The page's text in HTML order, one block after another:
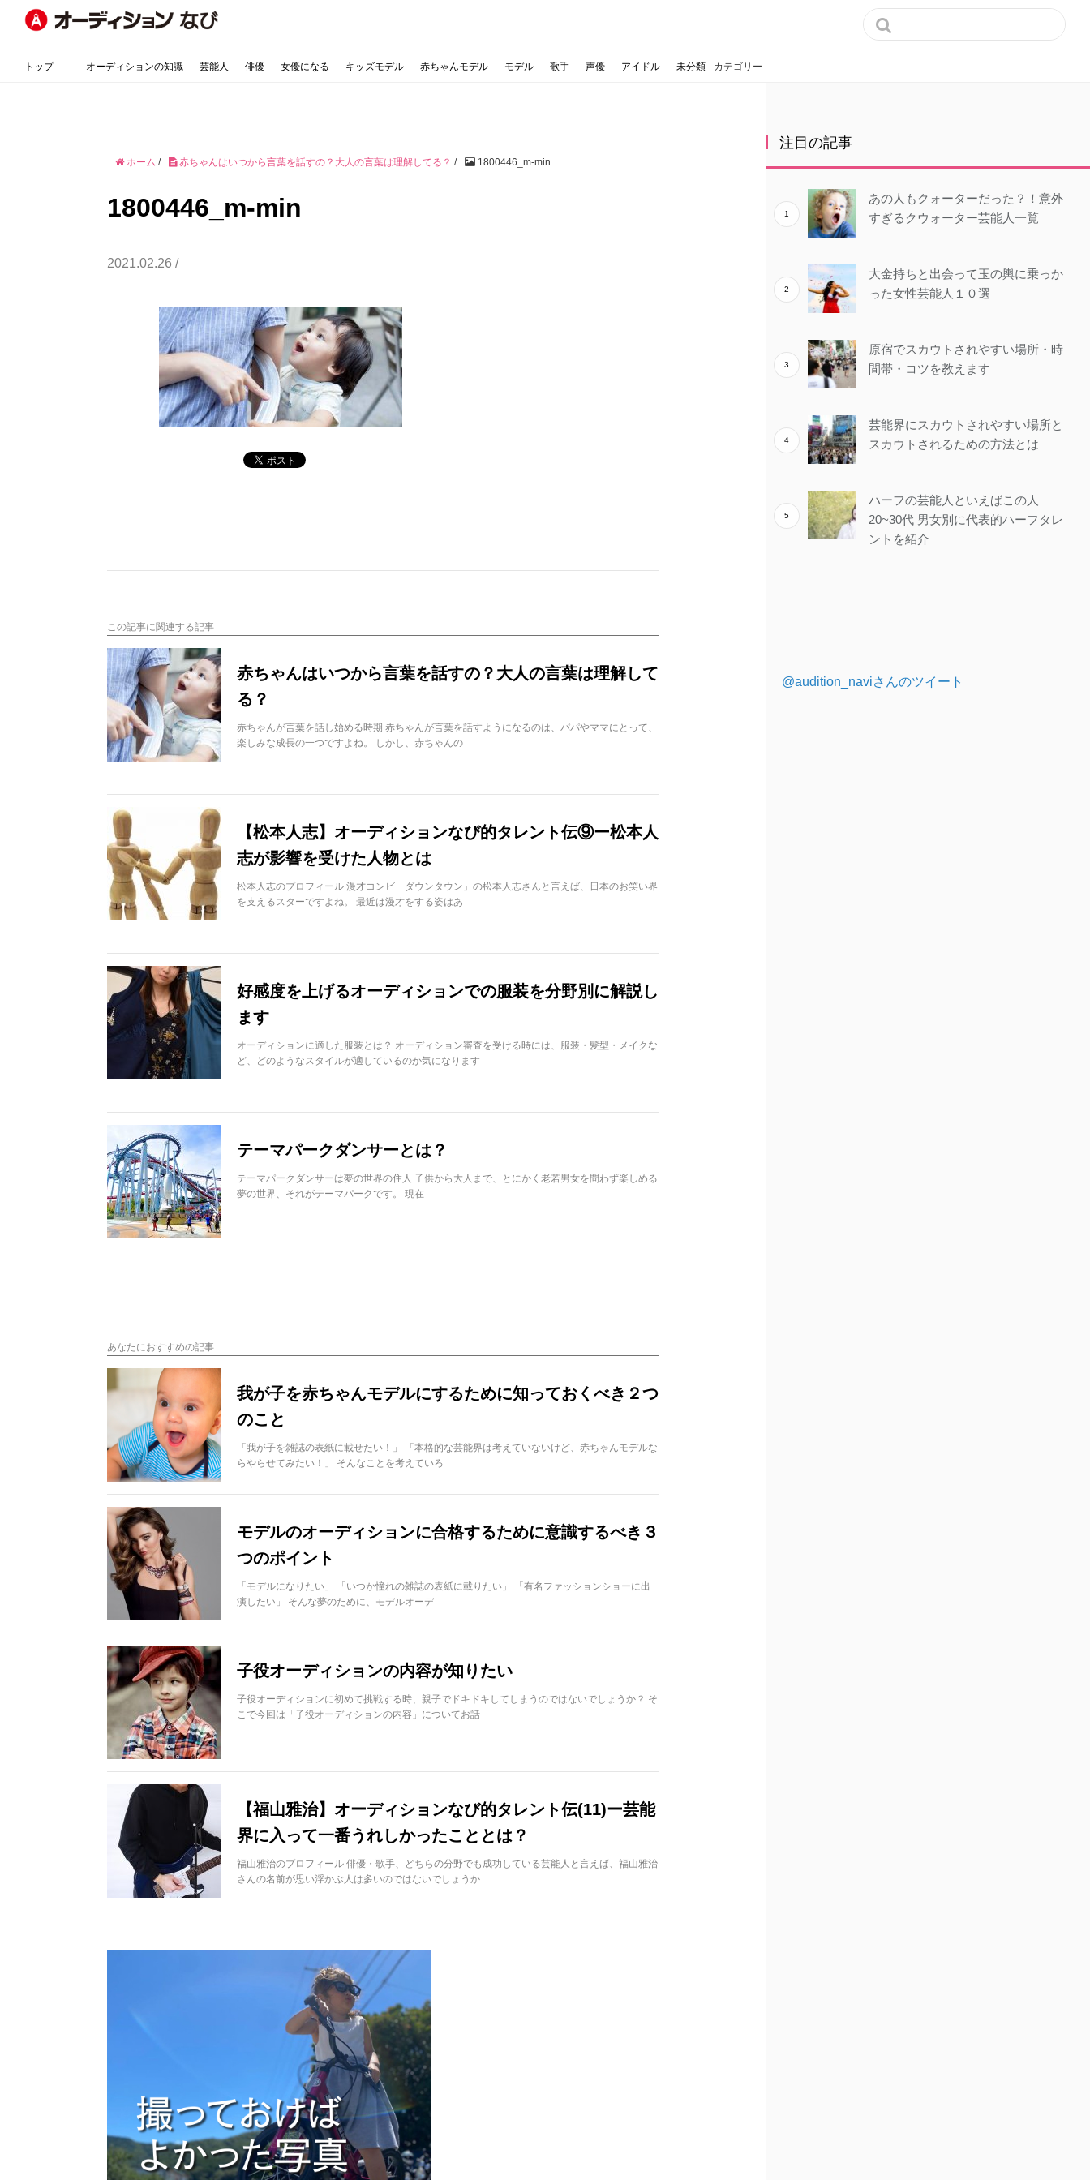

トップ カテゴリー
オーディションの知識 芸能人 俳優 女優になる キッズモデル 赤ちゃんモデル モデル 歌手 声優 アイドル 未分類
ホーム / 赤ちゃんはいつから言葉を話すの？大人の言葉は理解してる？ / 1800446_m-min
1800446_m-min
2021.02.26 /
この記事に関連する記事
赤ちゃんはいつから言葉を話すの？大人の言葉は理解して
る？
赤ちゃんが言葉を話し始める時期 赤ちゃんが言葉を話すようになるのは、パパやママにとって、
楽しみな成長の一つですよね。 しかし、赤ちゃんの
【松本人志】オーディションなび的タレント伝⑨ー松本人
志が影響を受けた人物とは
松本人志のプロフィール 漫才コンビ「ダウンタウン」の松本人志さんと言えば、日本のお笑い界
を支えるスターですよね。 最近は漫才をする姿はあ
好感度を上げるオーディションでの服装を分野別に解説し
ます
オーディションに適した服装とは？ オーディション審査を受ける時には、服装・髪型・メイクな
ど、どのようなスタイルが適しているのか気になります
テーマパークダンサーとは？
テーマパークダンサーは夢の世界の住人 子供から大人まで、とにかく老若男女を問わず楽しめる
夢の世界、それがテーマパークです。 現在
あなたにおすすめの記事
我が子を赤ちゃんモデルにするために知っておくべき２つ
のこと
「我が子を雑誌の表紙に載せたい！」 「本格的な芸能界は考えていないけど、赤ちゃんモデルな
らやらせてみたい！」 そんなことを考えていろ
モデルのオーディションに合格するために意識するべき３
つのポイント
「モデルになりたい」 「いつか憧れの雑誌の表紙に載りたい」 「有名ファッションショーに出
演したい」 そんな夢のために、モデルオーデ
子役オーディションの内容が知りたい
子役オーディションに初めて挑戦する時、親子でドキドキしてしまうのではないでしょうか？ そ
こで今回は「子役オーディションの内容」についてお話
【福山雅治】オーディションなび的タレント伝(11)ー芸能
界に入って一番うれしかったこととは？
福山雅治のプロフィール 俳優・歌手、どちらの分野でも成功している芸能人と言えば、福山雅治
さんの名前が思い浮かぶ人は多いのではないでしょうか
注目の記事
あの人もクォーターだった？！意外
すぎるクウォーター芸能人一覧
大金持ちと出会って玉の輿に乗っか
った女性芸能人１０選
原宿でスカウトされやすい場所・時
間帯・コツを教えます
芸能界にスカウトされやすい場所と
スカウトされるための方法とは
ハーフの芸能人といえばこの人
20~30代 男女別に代表的ハーフタレ
ントを紹介
@audition_naviさんのツイート